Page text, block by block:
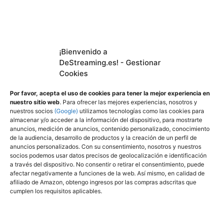
¡Bienvenido a
DeStreaming.es! - Gestionar
Cookies
Por favor, acepta el uso de cookies para tener la mejor experiencia en
nuestro sitio web. Para ofrecer las mejores experiencias, nosotros y
nuestros socios (Google) utilizamos tecnologías como las cookies para
almacenar y/o acceder a la información del dispositivo, para mostrarte
anuncios, medición de anuncios, contenido personalizado, conocimiento
de la audiencia, desarrollo de productos y la creación de un perfil de
anuncios personalizados. Con su consentimiento, nosotros y nuestros
socios podemos usar datos precisos de geolocalización e identificación
a través del dispositivo. No consentir o retirar el consentimiento, puede
afectar negativamente a funciones de la web. Así mismo, en calidad de
afiliado de Amazon, obtengo ingresos por las compras adscritas que
cumplen los requisitos aplicables.
DeStreaming.es
ingresos por las compras adscritas que
cumplen los requisitos aplicables.
Utilizamos cookies propias y de terceros para
mejorar nuestros servicios y mostrarle
publicidad a través de Adsense, mediante el
análisis de sus hábitos de navegación.
Puede cambiar la configuración u obtener
más información aquí: